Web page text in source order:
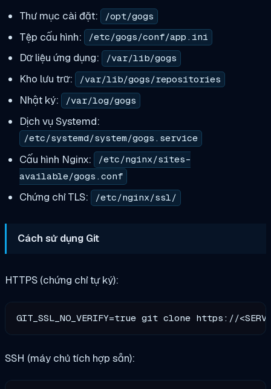
Thư mục cài đặt: /opt/gogs
Tệp cấu hình: /etc/gogs/conf/app.ini
Dữ liệu ứng dụng: /var/lib/gogs
Kho lưu trữ: /var/lib/gogs/repositories
Nhật ký: /var/log/gogs
Dịch vụ Systemd:
/etc/systemd/system/gogs.service
Cấu hình Nginx:
/etc/nginx/sites-
available/gogs.conf
Chứng chỉ TLS: /etc/nginx/ssl/
Cách sử dụng Git
HTTPS (chứng chỉ tự ký):
SSH (máy chủ tích hợp sẵn):